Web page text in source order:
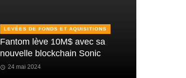
LEVÉES DE FONDS ET AQUISITIONS
Fantom lève 10M$ avec sa
nouvelle blockchain Sonic
24 mai 2024